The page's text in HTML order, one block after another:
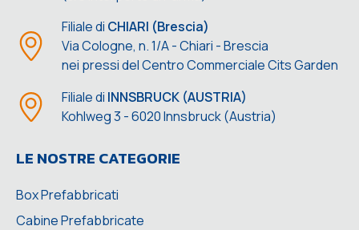
Filiale di CHIARI (Brescia)
Via Cologne, n. 1/A - Chiari - Brescia
nei pressi del Centro Commerciale Cits Garden
Filiale di INNSBRUCK (AUSTRIA)
Kohlweg 3 - 6020 Innsbruck (Austria)
LE NOSTRE CATEGORIE
Box Prefabbricati
Cabine Prefabbricate